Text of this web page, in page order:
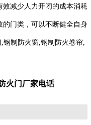
减少人力开闭的成本消耗
门类，可以不断健全自身
钢制防火窗,钢制防火卷帘,
火门厂家电话